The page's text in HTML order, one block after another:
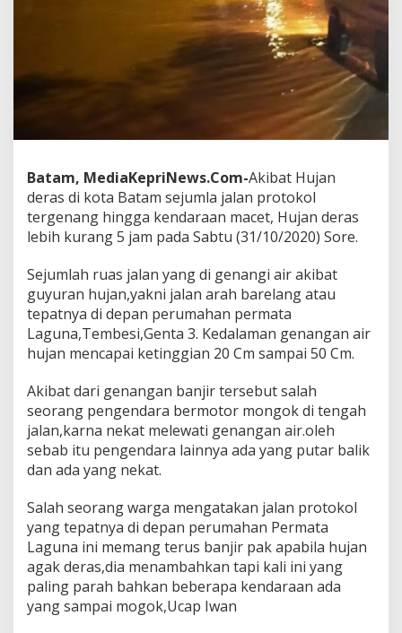
P
o
t
o
k
o
K
e
n
d
a
r
n
M
a
c
e
t
Batam, MediaKepriNews.Com-Akibat Hujan
deras di kota Batam sejumla jalan protokol
tergenang hingga kendaraan macet, Hujan deras
lebih kurang 5 jam pada Sabtu (31/10/2020) Sore.
Sejumlah ruas jalan yang di genangi air akibat
guyuran hujan,yakni jalan arah barelang atau
tepatnya di depan perumahan permata
Laguna,Tembesi,Genta 3. Kedalaman genangan air
hujan mencapai ketinggian 20 Cm sampai 50 Cm.
Akibat dari genangan banjir tersebut salah
seorang pengendara bermotor mongok di tengah
jalan,karna nekat melewati genangan air.oleh
sebab itu pengendara lainnya ada yang putar balik
dan ada yang nekat.
Salah seorang warga mengatakan jalan protokol
yang tepatnya di depan perumahan Permata
Laguna ini memang terus banjir pak apabila hujan
agak deras,dia menambahkan tapi kali ini yang
paling parah bahkan beberapa kendaraan ada
yang sampai mogok,Ucap Iwan